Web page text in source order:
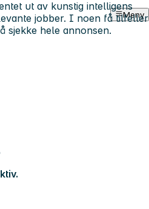
Meny
ut av kunstig intelligens
jobber. I noen få tilfeller
sjekke hele annonsen.